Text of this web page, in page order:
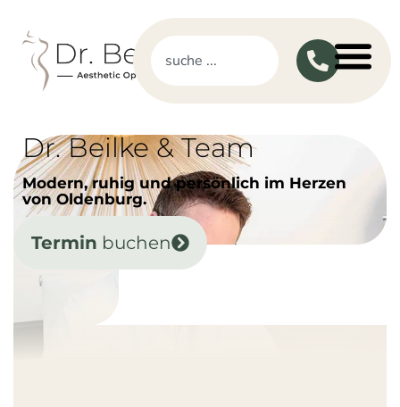
Dr. Beilke & Team
Modern, ruhig und persönlich im Herzen
von Oldenburg.
Termin buchen